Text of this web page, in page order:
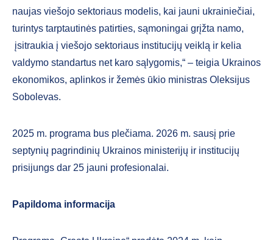
naujas viešojo sektoriaus modelis, kai jauni ukrainiečiai,
turintys tarptautinės patirties, sąmoningai grįžta namo,
įsitraukia į viešojo sektoriaus institucijų veiklą ir kelia
valdymo standartus net karo sąlygomis,“ – teigia Ukrainos
ekonomikos, aplinkos ir žemės ūkio ministras Oleksijus
Sobolevas.
2025 m. programa bus plečiama. 2026 m. sausį prie
septynių pagrindinių Ukrainos ministerijų ir institucijų
prisijungs dar 25 jauni profesionalai.
Papildoma informacija